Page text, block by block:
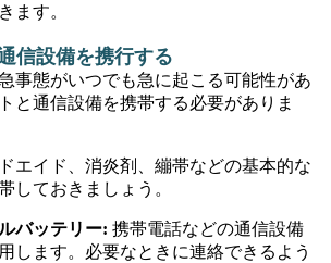
ます。
信設備を携行する
事態がいつでも急に起こる可能性があ
と通信設備を携帯する必要がありま
エイド、消炎剤、繃帯などの基本的な
しておきましょう。
バッテリー: 携帯電話などの通信設備
します。必要なときに連絡できるよう